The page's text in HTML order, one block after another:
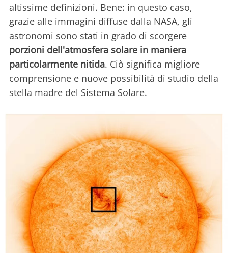
altissime definizioni. Bene: in questo caso,
grazie alle immagini diffuse dalla NASA, gli
astronomi sono stati in grado di scorgere
porzioni dell'atmosfera solare in maniera
particolarmente nitida. Ciò significa migliore
comprensione e nuove possibilità di studio della
stella madre del Sistema Solare.